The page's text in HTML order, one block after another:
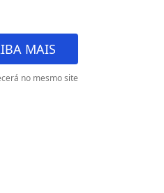
MAIS
no mesmo site